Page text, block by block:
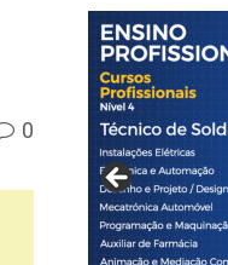
0